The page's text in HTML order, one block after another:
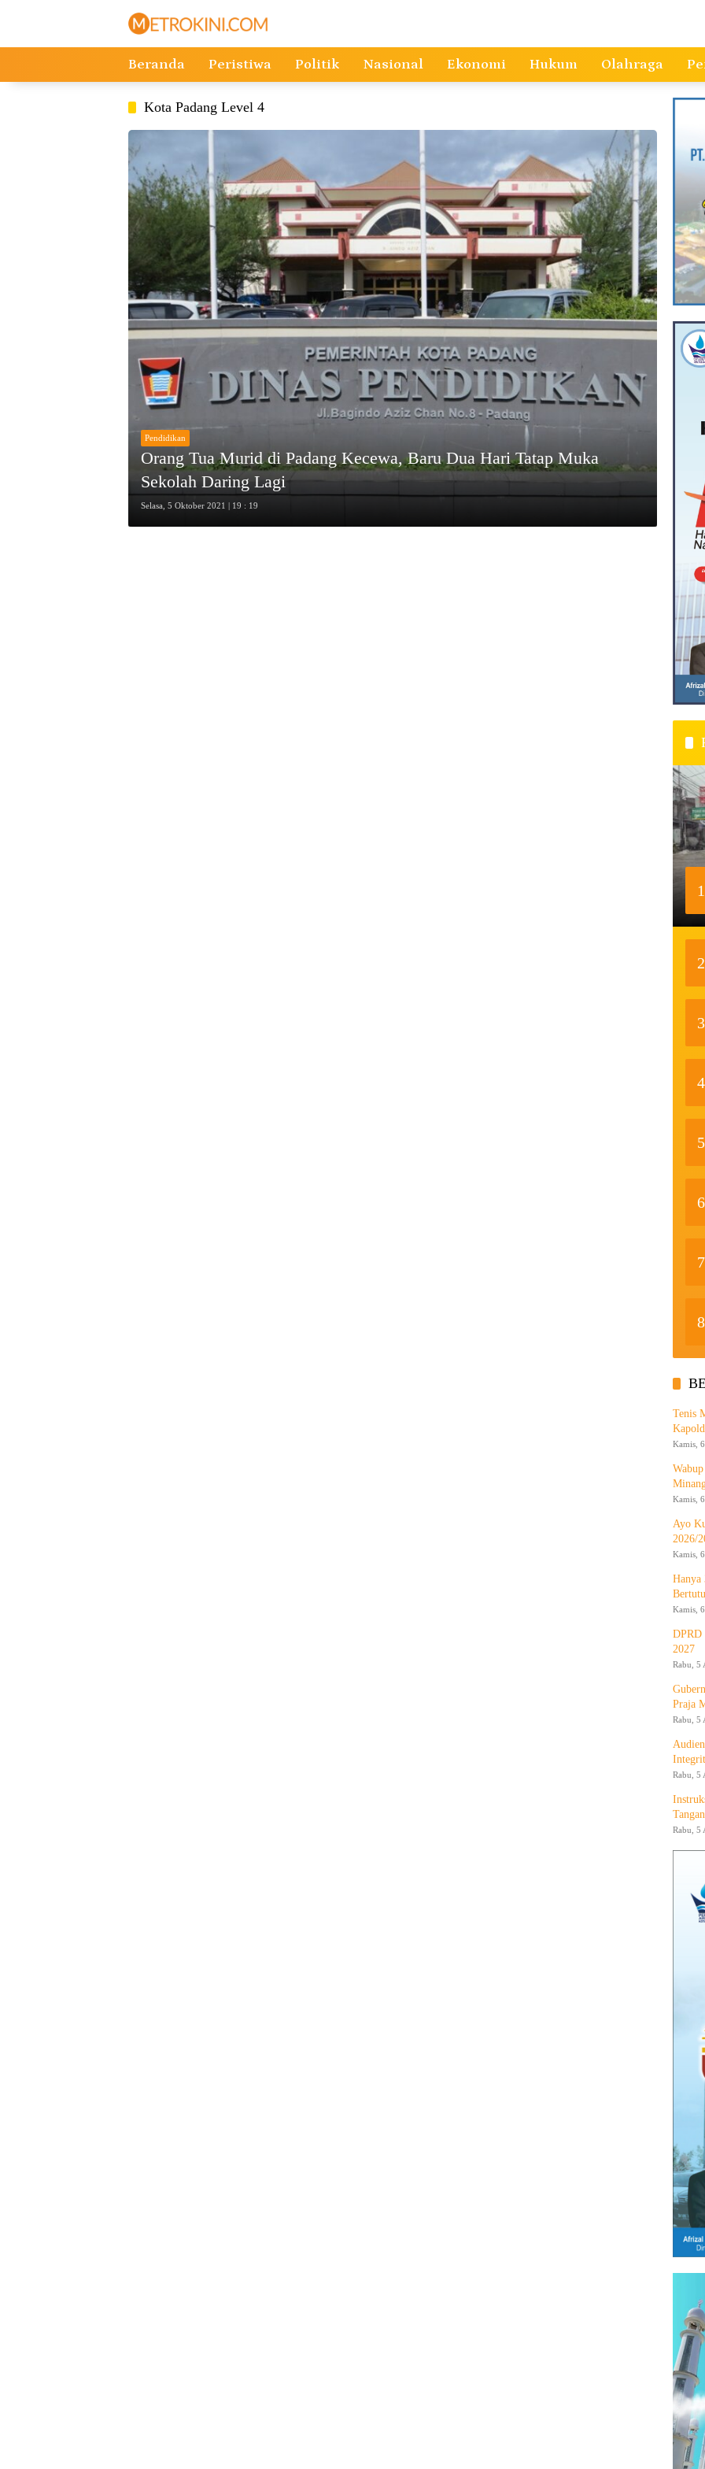
Beranda Peristiwa Politik Nasional Ekonomi Hukum Olahraga
Kota Padang Level 4
Pendidikan
Orang Tua Murid di Padang Kecewa, Baru Dua Hari Tatap Muka
Sekolah Daring Lagi
Selasa, 5 Oktober 2021 | 19 : 19
1
2
3
4
5
6
7
8
Tenis
Kamis,
Kamis,
Ayo
2026/
Kamis,
Hanya
Kamis,
DPRD
2027
Rabu, 5
Praja
Rabu, 5
Rabu, 5
Rabu, 5